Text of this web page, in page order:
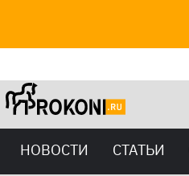
НОВОСТИ СТАТЬИ